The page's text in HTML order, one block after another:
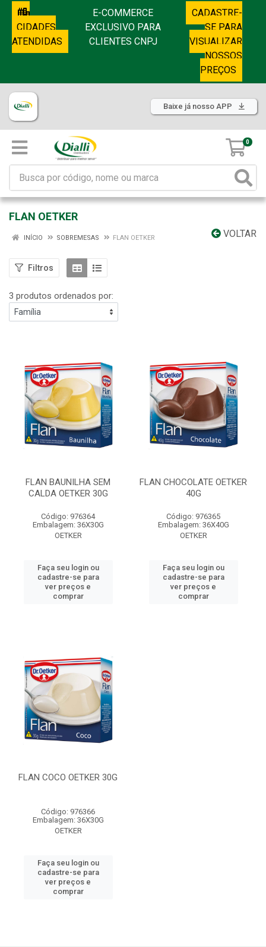
CIDADES
ATENDIDAS
E-COMMERCE
EXCLUSIVO PARA
CLIENTES CNPJ
CADASTRE-
SE PARA
VISUALIZAR
NOSSOS
PREÇOS
Baixe já nosso APP
0
FLAN OETKER
VOLTAR
INÍCIO SOBREMESAS FLAN OETKER
Filtros
3 produtos ordenados por:
FLAN BAUNILHA SEM
CALDA OETKER 30G
Código: 976364
Embalagem: 36X30G
OETKER
Faça seu login ou
cadastre-se para
ver preços e
comprar
FLAN CHOCOLATE OETKER
40G
Código: 976365
Embalagem: 36X40G
OETKER
Faça seu login ou
cadastre-se para
ver preços e
comprar
FLAN COCO OETKER 30G
Código: 976366
Embalagem: 36X30G
OETKER
Faça seu login ou
cadastre-se para
ver preços e
comprar